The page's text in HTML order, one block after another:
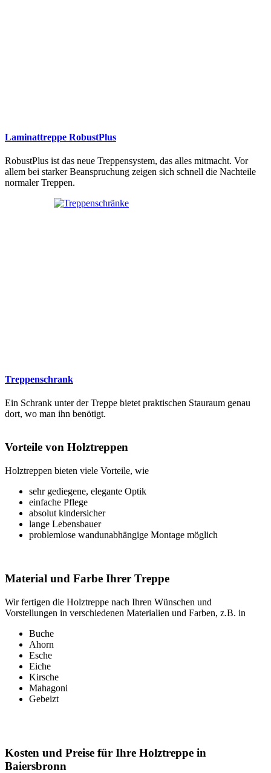
Laminattreppe RobustPlus
RobustPlus ist das neue Treppensystem, das alles mitmacht. Vor
allem bei starker Beanspruchung zeigen sich schnell die Nachteile
normaler Treppen.
Treppenschrank
Ein Schrank unter der Treppe bietet praktischen Stauraum genau
dort, wo man ihn benötigt.
Vorteile von Holztreppen
Holztreppen bieten viele Vorteile, wie
sehr gediegene, elegante Optik
einfache Pflege
absolut kindersicher
lange Lebensbauer
problemlose wandunabhängige Montage möglich
Material und Farbe Ihrer Treppe
Wir fertigen die Holztreppe nach Ihren Wünschen und
Vorstellungen in verschiedenen Materialien und Farben, z.B. in
Buche
Ahorn
Esche
Eiche
Kirsche
Mahagoni
Gebeizt
Kosten und Preise für Ihre Holztreppe in
Baiersbronn